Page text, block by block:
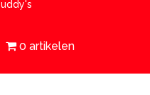
vanaf €50,-
0 artikelen